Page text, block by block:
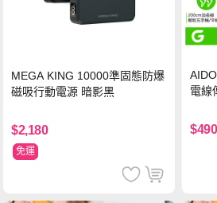
MEGA KING 10000準固態防爆
磁吸行動電源 暗影黑
$2,180
免運
電線
$490